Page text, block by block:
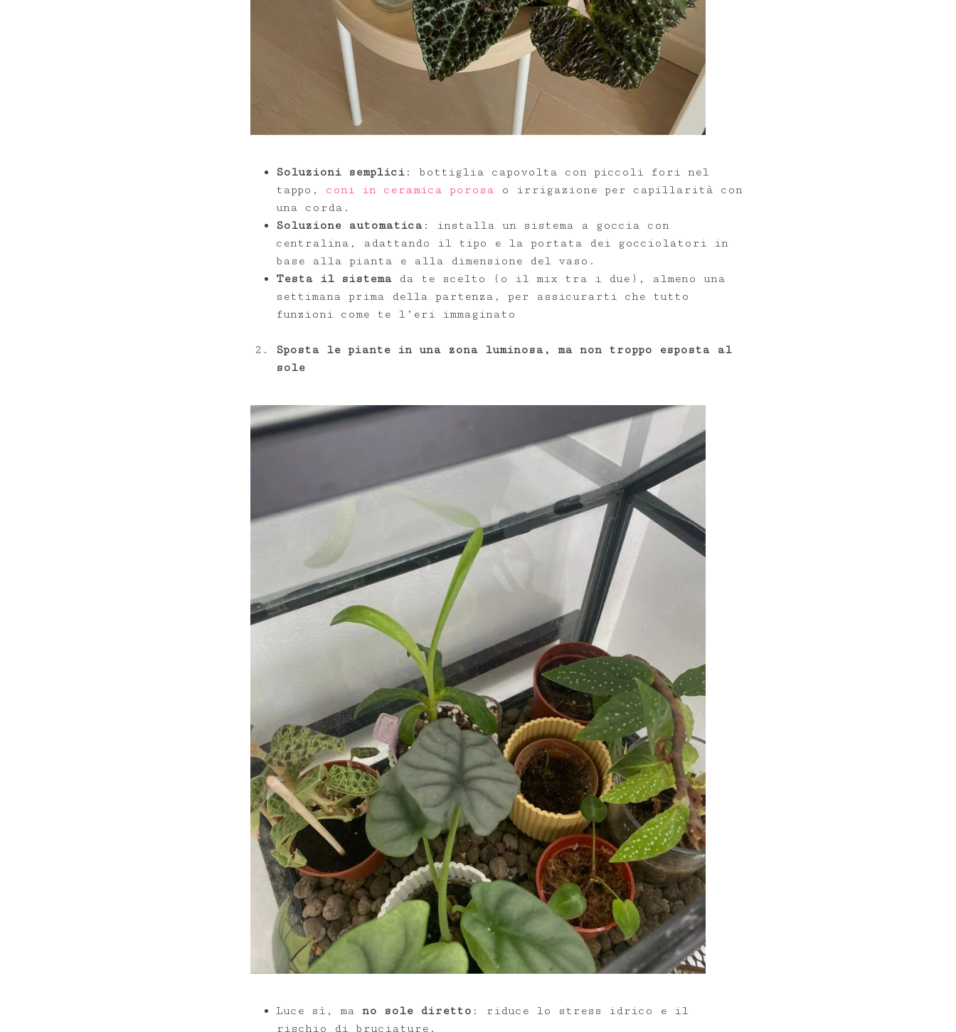
Soluzioni semplici : bottiglia capovolta con piccoli fori nel
tappo, coni in ceramica porosa o irrigazione per capillarità con
una corda.
Soluzione automatica : installa un sistema a goccia con
centralina, adattando il tipo e la portata dei gocciolatori in
base alla pianta e alla dimensione del vaso.
Testa il sistema da te scelto (o il mix tra i due), almeno una
settimana prima della partenza, per assicurarti che tutto
funzioni come te l’eri immaginato
Sposta le piante in una zona luminosa, ma non troppo esposta al
sole
Luce sì, ma no sole diretto : riduce lo stress idrico e il
rischio di bruciature.